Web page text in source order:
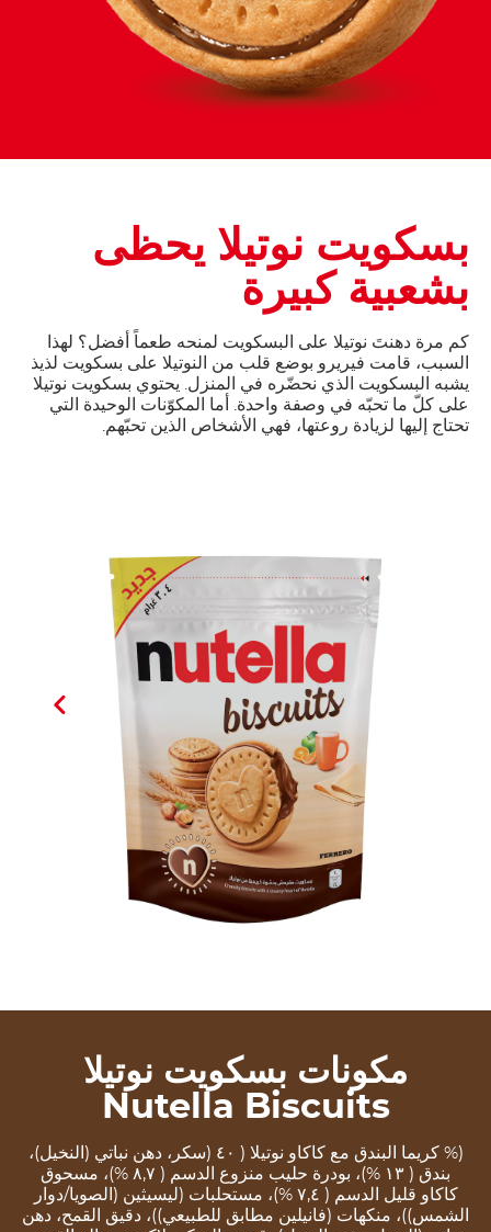
بسكويت نوتيلا يحظى
بشعبية كبيرة
كم مرة دهنتَ نوتيلا على البسكويت لمنحه طعماً أفضل؟ لهذا
السبب، قامت فيريرو بوضع قلب من النوتيلا على بسكويت لذيذ
يشبه البسكويت الذي نحضّره في المنزل. يحتوي بسكويت نوتيلا
على كلّ ما تحبّه في وصفة واحدة. أما المكوّنات الوحيدة التي
تحتاج إليها لزيادة روعتها، فهي الأشخاص الذين تحبّهم.
مكونات بسكويت نوتيلا
Nutella Biscuits
(% كریما البندق مع كاكاو نوتیلا ( ٤۰ (سكر، دهن نباتي (النخیل)،
بندق ( ۱۳ %)، بودرة حلیب منزوع الدسم ( ۸,۷ %)، مسحوق
كاكاو قلیل الدسم ( ۷,٤ %)، مستحلبات (لیسیثین (الصویا/دوار
الشمس))، منكهات (فانیلین مطابق للطبیعي))، دقیق القمح، دهن